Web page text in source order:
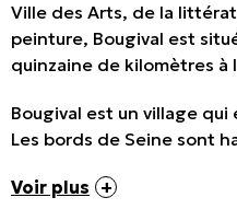
Ville des Arts, de la
peinture, Bougival est
quinzaine de kilomètres à
Bougival est un village
Les bords de Seine sont
Voir plus